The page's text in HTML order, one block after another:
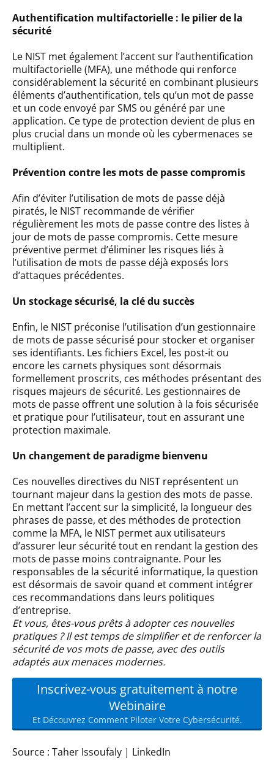
Authentification multifactorielle : le pilier de la
sécurité
Le NIST met également l’accent sur l’authentification
multifactorielle (MFA), une méthode qui renforce
considérablement la sécurité en combinant plusieurs
éléments d’authentification, tels qu’un mot de passe
et un code envoyé par SMS ou généré par une
application. Ce type de protection devient de plus en
plus crucial dans un monde où les cybermenaces se
multiplient.
Prévention contre les mots de passe compromis
Afin d’éviter l’utilisation de mots de passe déjà
piratés, le NIST recommande de vérifier
régulièrement les mots de passe contre des listes à
jour de mots de passe compromis. Cette mesure
préventive permet d’éliminer les risques liés à
l’utilisation de mots de passe déjà exposés lors
d’attaques précédentes.
Un stockage sécurisé, la clé du succès
Enfin, le NIST préconise l’utilisation d’un gestionnaire
de mots de passe sécurisé pour stocker et organiser
ses identifiants. Les fichiers Excel, les post-it ou
encore les carnets physiques sont désormais
formellement proscrits, ces méthodes présentant des
risques majeurs de sécurité. Les gestionnaires de
mots de passe offrent une solution à la fois sécurisée
et pratique pour l’utilisateur, tout en assurant une
protection maximale.
Un changement de paradigme bienvenu
Ces nouvelles directives du NIST représentent un
tournant majeur dans la gestion des mots de passe.
En mettant l’accent sur la simplicité, la longueur des
phrases de passe, et des méthodes de protection
comme la MFA, le NIST permet aux utilisateurs
d’assurer leur sécurité tout en rendant la gestion des
mots de passe moins contraignante. Pour les
responsables de la sécurité informatique, la question
est désormais de savoir quand et comment intégrer
ces recommandations dans leurs politiques
d’entreprise.
Et vous, êtes-vous prêts à adopter ces nouvelles
pratiques ? Il est temps de simplifier et de renforcer la
sécurité de vos mots de passe, avec des outils
adaptés aux menaces modernes.
Inscrivez-vous gratuitement à notre
Webinaire
Et Découvrez Comment Piloter Votre Cybersécurité.
Source : Taher Issoufaly | LinkedIn